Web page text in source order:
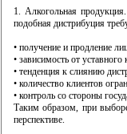
1. Алкогольная
подобная дистрибуция
• получение и продление
• зависимость от
• тенденция к слиянию
• количество клиентов
• контроль со стороны
Таким образом, при
перспективе.